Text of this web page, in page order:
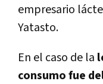
empresario
Yatasto.
En el caso de la
consumo fue